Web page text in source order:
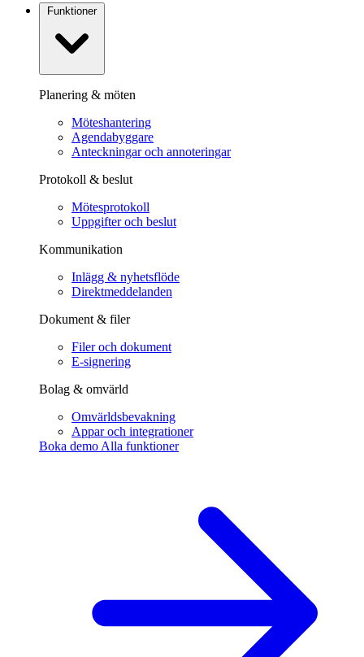
Funktioner
Planering & möten
Möteshantering
Agendabyggare
Anteckningar och annoteringar
Protokoll & beslut
Mötesprotokoll
Uppgifter och beslut
Kommunikation
Inlägg & nyhetsflöde
Direktmeddelanden
Dokument & filer
Filer och dokument
E-signering
Bolag & omvärld
Omvärldsbevakning
Appar och integrationer
Boka demo Alla funktioner